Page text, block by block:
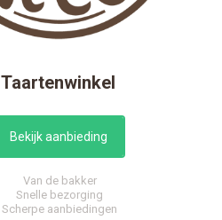
Taartenwinkel
Bekijk aanbieding
Van de bakker
Snelle bezorging
Scherpe aanbiedingen